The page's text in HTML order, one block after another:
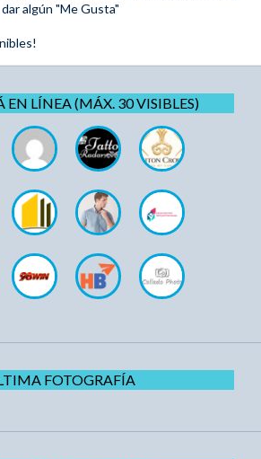
dar algún "Me Gusta"
EN LÍNEA (MÁX. 30 VISIBLES)
FOTOGRAFÍA